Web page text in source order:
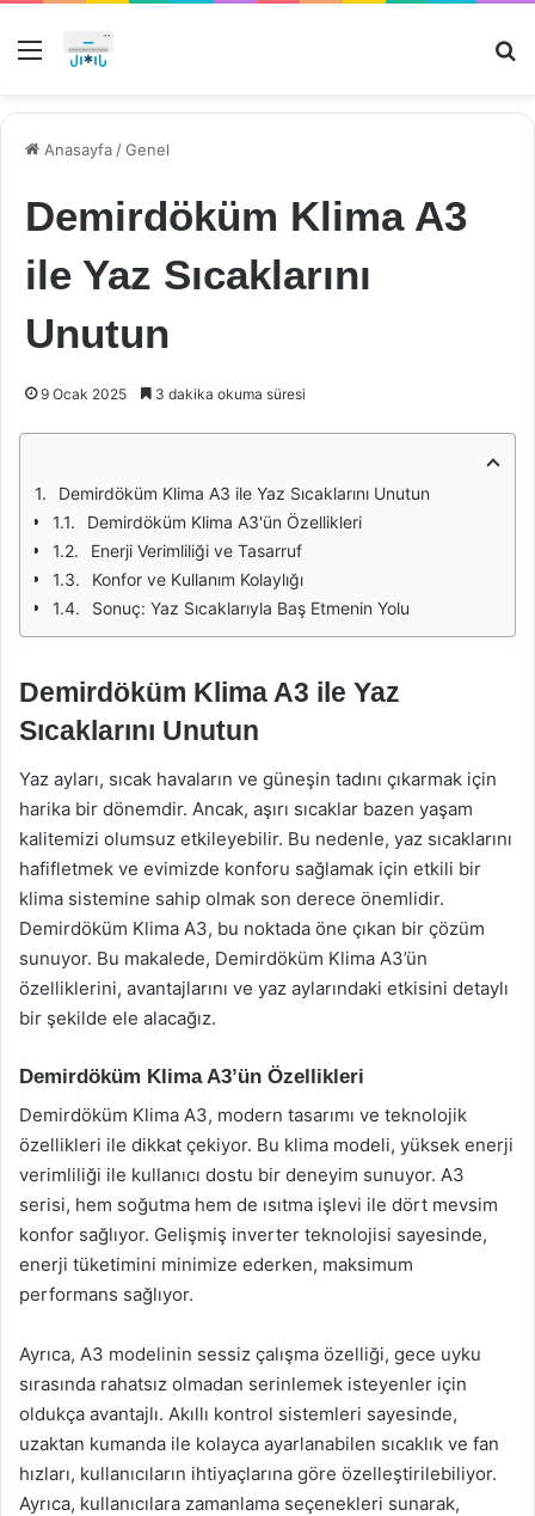
Menü
Anasayfa /Genel
Demirdöküm Klima A3
ile Yaz Sıcaklarını
Unutun
9 Ocak 2025 3 dakika okuma süresi
Demirdöküm Klima A3 ile Yaz Sıcaklarını Unutun
Demirdöküm Klima A3'ün Özellikleri
Enerji Verimliliği ve Tasarruf
Konfor ve Kullanım Kolaylığı
Sonuç: Yaz Sıcaklarıyla Baş Etmenin Yolu
Demirdöküm Klima A3 ile Yaz
Sıcaklarını Unutun
Yaz ayları, sıcak havaların ve güneşin tadını çıkarmak için
harika bir dönemdir. Ancak, aşırı sıcaklar bazen yaşam
kalitemizi olumsuz etkileyebilir. Bu nedenle, yaz sıcaklarını
hafifletmek ve evimizde konforu sağlamak için etkili bir
klima sistemine sahip olmak son derece önemlidir.
Demirdöküm Klima A3, bu noktada öne çıkan bir çözüm
sunuyor. Bu makalede, Demirdöküm Klima A3’ün
özelliklerini, avantajlarını ve yaz aylarındaki etkisini detaylı
bir şekilde ele alacağız.
Demirdöküm Klima A3’ün Özellikleri
Demirdöküm Klima A3, modern tasarımı ve teknolojik
özellikleri ile dikkat çekiyor. Bu klima modeli, yüksek enerji
verimliliği ile kullanıcı dostu bir deneyim sunuyor. A3
serisi, hem soğutma hem de ısıtma işlevi ile dört mevsim
konfor sağlıyor. Gelişmiş inverter teknolojisi sayesinde,
enerji tüketimini minimize ederken, maksimum
performans sağlıyor.
Ayrıca, A3 modelinin sessiz çalışma özelliği, gece uyku
sırasında rahatsız olmadan serinlemek isteyenler için
oldukça avantajlı. Akıllı kontrol sistemleri sayesinde,
uzaktan kumanda ile kolayca ayarlanabilen sıcaklık ve fan
hızları, kullanıcıların ihtiyaçlarına göre özelleştirilebiliyor.
Ayrıca, kullanıcılara zamanlama seçenekleri sunarak,